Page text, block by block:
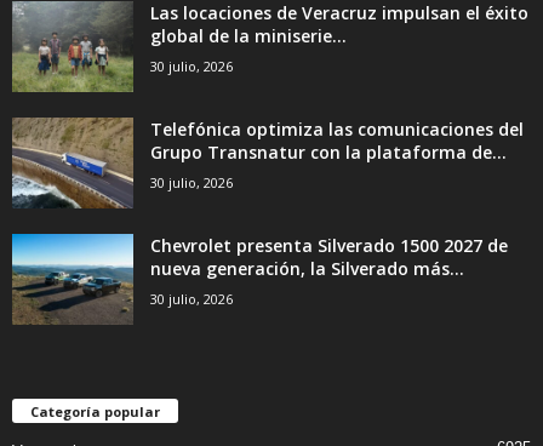
Las locaciones de Veracruz impulsan el éxito
global de la miniserie...
30 julio, 2026
Telefónica optimiza las comunicaciones del
Grupo Transnatur con la plataforma de...
30 julio, 2026
Chevrolet presenta Silverado 1500 2027 de
nueva generación, la Silverado más...
30 julio, 2026
Categoría popular